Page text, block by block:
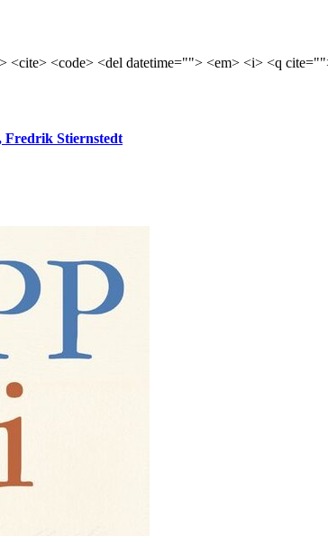
<code> <del datetime=""> <em> <i> <q
Fredrik Stiernstedt